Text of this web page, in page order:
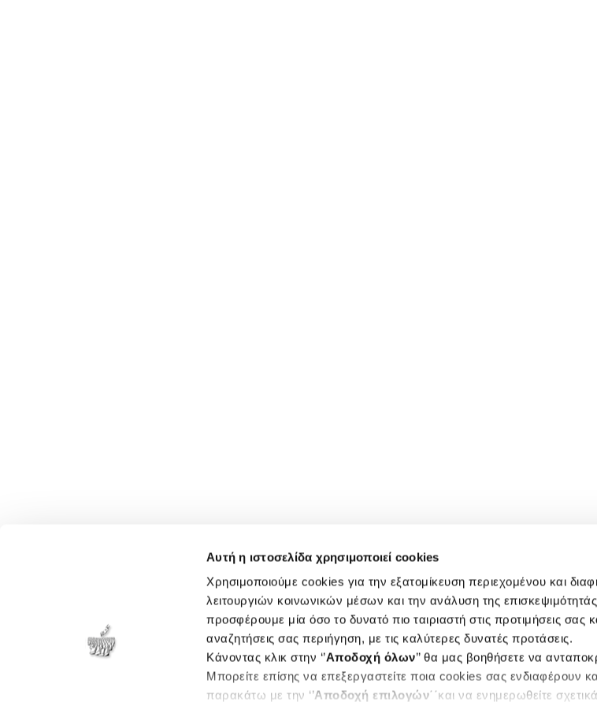
Αυτή η ιστοσελίδα χρησιμοποιεί cookies
Χρησιμοποιούμε cookies για την εξατομίκευση περιεχομένου και
λειτουργιών κοινωνικών μέσων και την ανάλυση της
προσφέρουμε μία όσο το δυνατό πιο ταιριαστή στις προτιμήσεις σας
αναζητήσεις σας περιήγηση, με τις καλύτερες δυνατές προτάσεις.
Κάνοντας κλικ στην ‘’Αποδοχή όλων’’ θα μας βοηθήσετε να
Μπορείτε επίσης να επεξεργαστείτε ποια cookies σας ενδιαφέρουν
παρακάτω με την ‘’Αποδοχή επιλογών΄΄και να ενημερωθείτε